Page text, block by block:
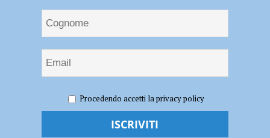
Triathlon Sprint “Diga di Mignano”
A Piacenza approda il Triathlon Sprint
Procedendo accetti la privacy policy